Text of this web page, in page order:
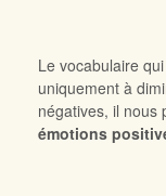
Le vocabulaire
uniquement à
négatives, il nous
émotions